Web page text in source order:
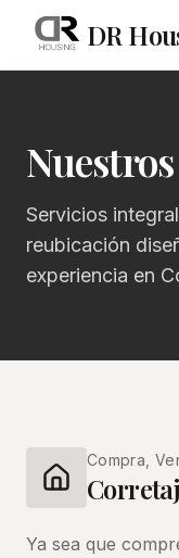
DR
Servicios
reubicación
experiencia en
Compra,
Ya sea que